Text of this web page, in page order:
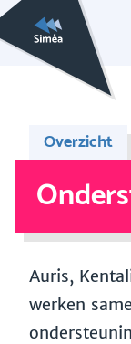
Overzicht
Auris,
werken